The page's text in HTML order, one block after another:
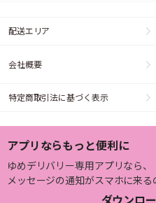
配送エリア
会社概要
特定商取引法に基づく表示
アプリならもっと便利に
ゆめデリバリー専用アプリなら、
メッセージの通知がスマホに来る
ダウンロ